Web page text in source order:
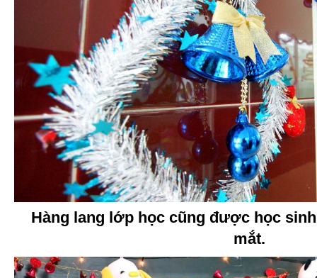
Hàng lang lớp học cũng được học
mắt.